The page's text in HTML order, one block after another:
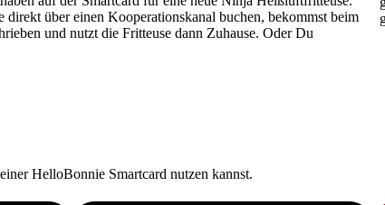
über einen Kooperationskanal buchen, bekommst beim
und nutzt die Fritteuse dann Zuhause. Oder Du
HelloBonnie Smartcard nutzen kannst.